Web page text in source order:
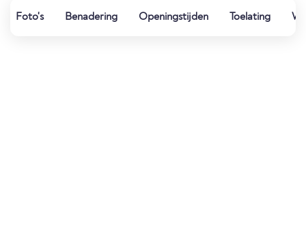
Foto's Benadering Openingstijden Toelating